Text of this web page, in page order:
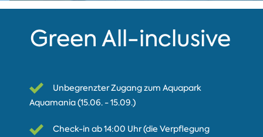
Green All-inclusive
Unbegrenzter Zugang zum Aquapark
Aquamania (15.06. - 15.09.)
Check-in ab 14:00 Uhr (die Verpflegung